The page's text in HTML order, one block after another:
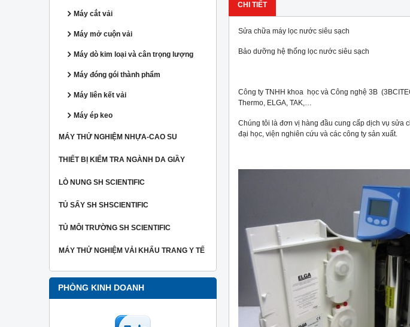
Máy cắt vải
Máy mở cuộn vải
Máy dò kim loại và cân trọng lượng
Máy đóng gói thành phẩm
Máy liên kết vải
Máy ép keo
MÁY THỬ NGHIỆM NHỰA-CAO SU
THIẾT BỊ KIỂM TRA NGÀNH DA GIẦY
LÒ NUNG SH SCIENTIFIC
TỦ SẤY SH SHSCIENTIFIC
TỦ MÔI TRƯỜNG SH SCIENTIFIC
MÁY THỬ NGHIỆM VẢI KHẨU TRANG Y TẾ
PHÒNG KINH DOANH
CHI TIẾT
Sửa chữa máy lọc nước siêu sạch
Bảo dưỡng hệ thống lọc nước siêu sạch
Công ty TNHH khoa học và Công nghệ 3B
Thermo, ELGA, TAK,…
Chúng tôi là đơn vị hàng đầu cung cấp dịch vụ sửa
đại học, viện nghiên cứu và các công ty sản xuất.